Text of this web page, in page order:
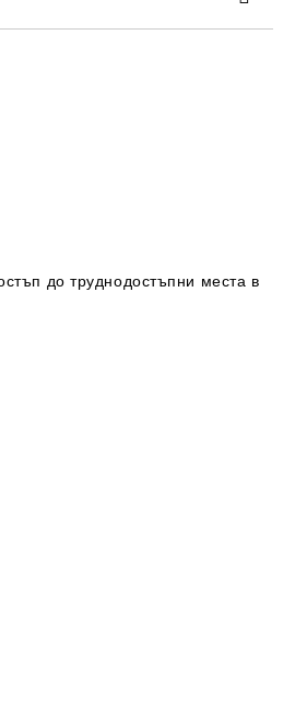
до труднодостъпни места в